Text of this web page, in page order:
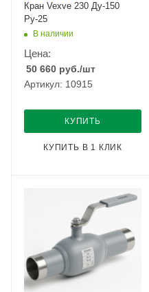
Кран Vexve 230 Ду-150
Ру-25
В наличии
Цена:
50 660 руб./шт
Артикул: 10915
КУПИТЬ
КУПИТЬ В 1 КЛИК